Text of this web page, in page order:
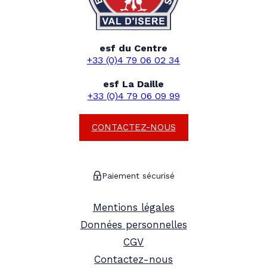
esf du Centre
+33 (0)4 79 06 02 34
esf La Daille
+33 (0)4 79 06 09 99
CONTACTEZ-NOUS
Paiement sécurisé
Mentions légales
Données personnelles
CGV
Contactez-nous